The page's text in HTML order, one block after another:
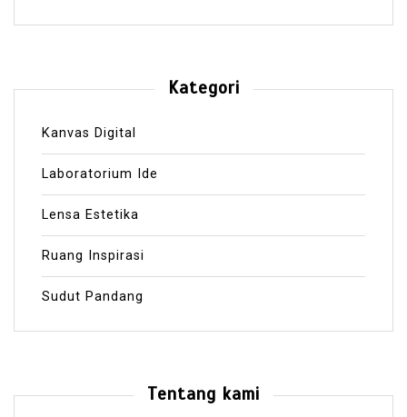
Kategori
Kanvas Digital
Laboratorium Ide
Lensa Estetika
Ruang Inspirasi
Sudut Pandang
Tentang kami